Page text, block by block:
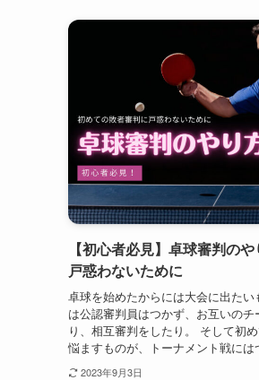
【初心者必見】卓球審判の
戸惑わないために
卓球を始めたからには大会に出た
は公認審判員はつかず、お互いの
り、相互審判をしたり。 そして初
悩ますものが、トーナメント戦に
2023年9月3日